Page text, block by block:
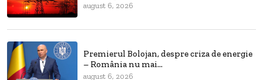
august 6, 2026
Premierul Bolojan, despre criza de energie
– România nu mai...
august 6, 2026